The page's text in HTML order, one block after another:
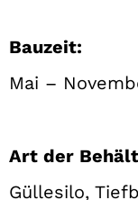
Bauzeit:
Mai –
Art der
Güllesilo,